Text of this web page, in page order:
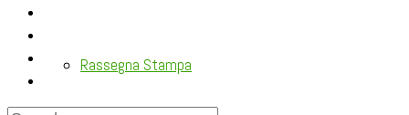
Rassegna Stampa